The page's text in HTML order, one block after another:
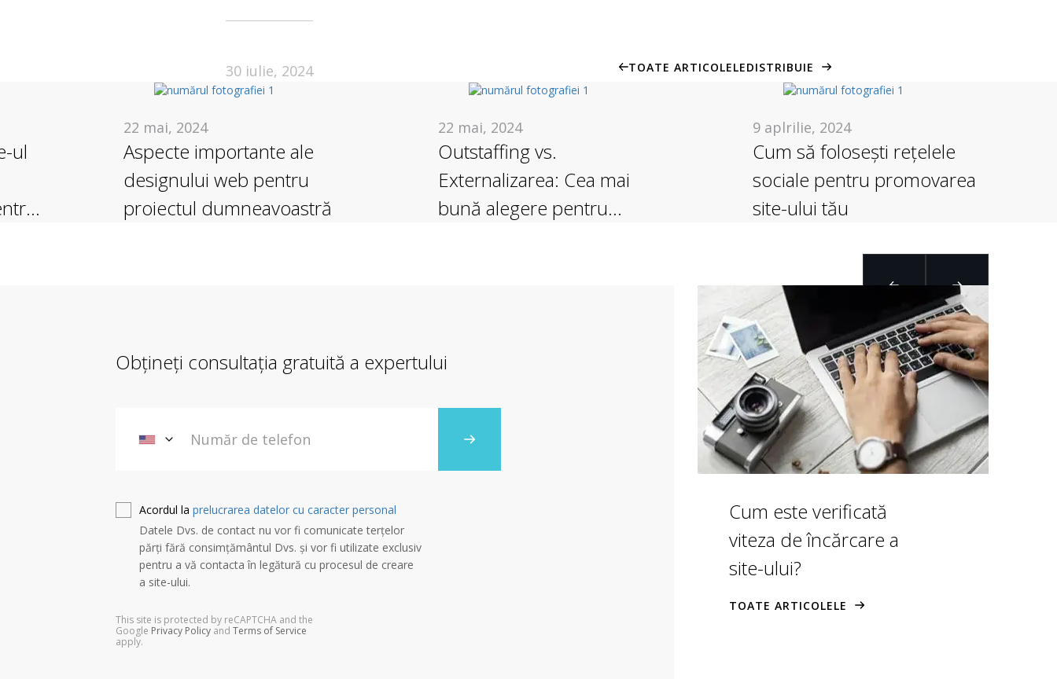
30 iulie, 2024 TOATE ARTICOLELEDISTRIBUIE
ul
22 mai, 2024
Aspecte importante ale
designului web pentru
proiectul dumneavoastră
22 mai, 2024
Outstaffing vs.
Externalizarea: Cea mai
bună alegere pentru
9 aplrilie, 2024
Cum să folosești rețelele
sociale pentru promovarea
site-ului tău
Obțineți consultația gratuită a expertului
Acordul la prelucrarea datelor cu caracter personal
Datele Dvs. de contact nu vor fi comunicate terțelor
părți fără consimțământul Dvs. și vor fi utilizate exclusiv
pentru a vă contacta în legătură cu procesul de creare
a site-ului.
This site is protected by reCAPTCHA and the
Google Privacy Policy and Terms of Service
apply.
Cum este verificată
viteza de încărcare a
site-ului?
TOATE ARTICOLELE